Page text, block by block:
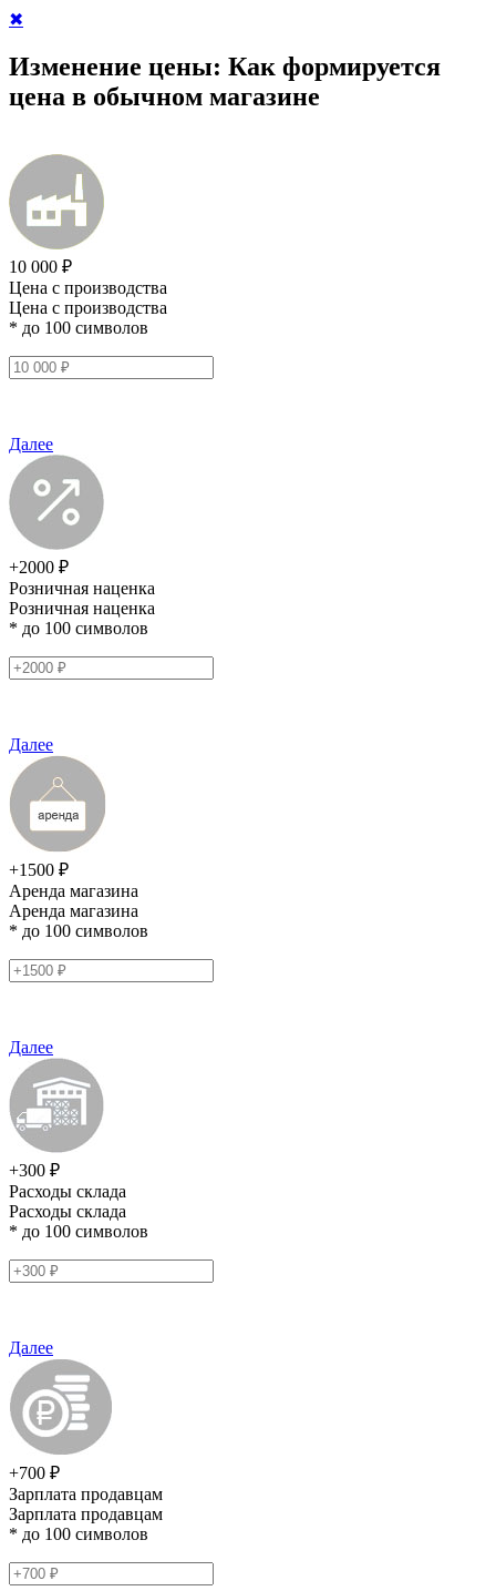
✖
Изменение цены: Как формируется
цена в обычном магазине
10 000 ₽
Цена с производства
Цена с производства
* до 100 символов
Далее
+2000 ₽
Розничная наценка
Розничная наценка
* до 100 символов
Далее
+1500 ₽
Аренда магазина
Аренда магазина
* до 100 символов
Далее
+300 ₽
Расходы склада
Расходы склада
* до 100 символов
Далее
+700 ₽
Зарплата продавцам
Зарплата продавцам
* до 100 символов